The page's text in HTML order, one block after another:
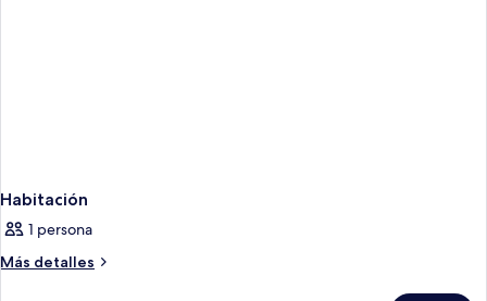
Habitación
1 persona
Más detalles
Más